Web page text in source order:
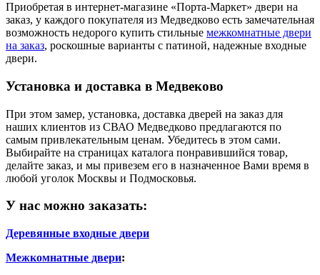
Приобретая в интернет-магазине «Порта-Маркет» двери на
заказ, у каждого покупателя из Медведково есть замечательная
возможность недорого купить стильные межкомнатные двери
на заказ, роскошные варианты с патиной, надежные входные
двери.
Установка и доставка в Медвеково
При этом замер, установка, доставка дверей на заказ для
наших клиентов из СВАО Медведково предлагаются по
самым привлекательным ценам. Убедитесь в этом сами.
Выбирайте на страницах каталога понравившийся товар,
делайте заказ, и мы привезем его в назначенное Вами время в
любой уголок Москвы и Подмосковья.
У нас можно заказать:
Деревянные входные двери
Межкомнатные двери: